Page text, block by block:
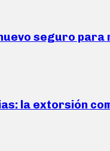
seguro
la extorsión